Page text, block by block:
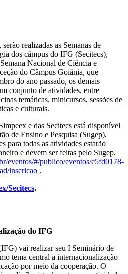
realizadas as Semanas de
dos câmpus do IFG (Secitecs),
Nacional de Ciência e
do Câmpus Goiânia, que
do ano passado, os demais
conjunto de atividades, entre
temáticas, minicursos, sessões de
e culturais.
e das Secitecs está disponível
de Ensino e Pesquisa (Sugep),
para todas as atividades estarão
e devem ser feitas pelo Sugep,
eventos/#/publico/eventos/c5fd0178-
inscricao .
Secitecs.
do IFG
vai realizar seu I Seminário de
tema central a internacionalização
por meio da cooperação. O